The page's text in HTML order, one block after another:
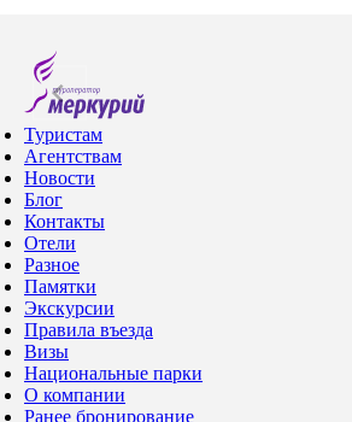
Туристам
Агентствам
Новости
Блог
Контакты
Отели
Разное
Памятки
Экскурсии
Правила въезда
Визы
Национальные парки
О компании
Ранее бронирование